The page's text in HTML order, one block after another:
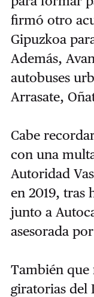
firmó otro
Gipuzkoa
Además,
autobuses
Arrasate,
Cabe
con una
Autoridad
en 2019, tras
junto a
asesorada
También que
giratorias del